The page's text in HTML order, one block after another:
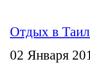
Отдых в
02 Января